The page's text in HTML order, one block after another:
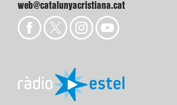
web@catalunyacristiana.cat